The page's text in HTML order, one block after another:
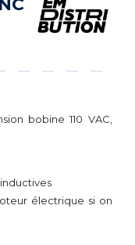
bobine 110 VAC,
électrique si on